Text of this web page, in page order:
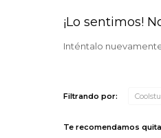
¡Lo sentimos!
Inténtalo
Filtrando por:
Te recomendamos